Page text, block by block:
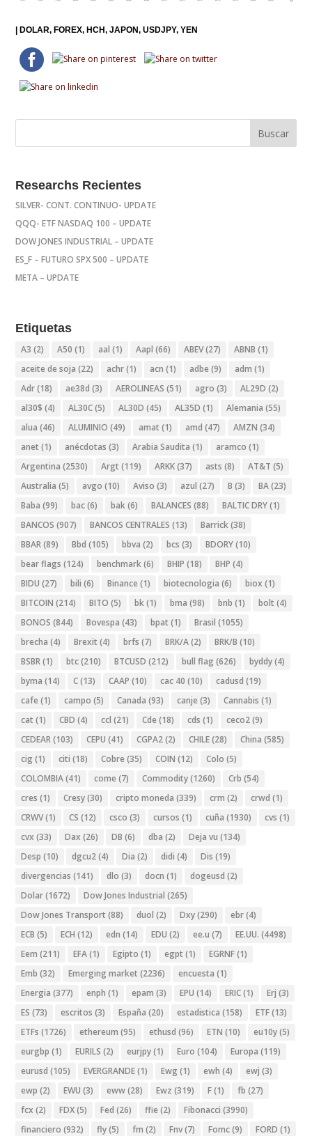
|DOLAR FOREX HCH JAPON USDJPY YEN
Researchs Recientes
SILVER- CONT. CONTINUO- UPDATE
QQQ- ETF NASDAQ 100 – UPDATE
DOW JONES INDUSTRIAL – UPDATE
ES_F – FUTURO SPX 500 – UPDATE
META – UPDATE
Etiquetas
A3 (2) A50 (1) aal (1) Aapl (66) ABEV(27) ABNB (1)
aceite de soja (22) achr(1) acn (1) adbe (9) adm (1)
Adr(18) ae38d (3) AEROLINEAS (51) agro (3) AL29D (2)
al30$ (4) AL30C(5) AL30D (45) AL35D (1) Alemania (55)
alua (46) ALUMINIO (49) amat (1) amd (47) AMZN (34)
anet (1) anécdotas (3) Arabia Saudita (1) aramco (1)
Argentina (2530) Argt (119) ARKK(37) asts (8) AT&T (5)
Australia (5) avgo (10) Aviso (3) azul (27) B (3) BA(23)
Baba (99) bac(6) bak(6) BALANCES (88) BALTIC DRY(1)
BANCOS (907) BANCOS CENTRALES (13) Barrick(38)
BBAR(89) Bbd (105) bbva (2) bcs (3) BDORY(10)
bear flags (124) benchmark(6) BHIP (18) BHP (4)
BIDU (27) bili (6) Binance (1) biotecnologia (6) biox (1)
BITCOIN (214) BITO (5) bk(1) bma (98) bnb (1) bolt (4)
BONOS (844) Bovespa (43) bpat (1) Brasil (1055)
brecha (4) Brexit (4) brfs (7) BRK/A(2) BRK/B (10)
BSBR(1) btc(210) BTCUSD (212) bull flag (626) byddy(4)
byma (14) C(13) CAAP (10) cac 40 (10) cadusd (19)
cafe (1) campo (5) Canada (93) canje (3) Cannabis (1)
cat (1) CBD (4) ccl (21) Cde (18) cds (1) ceco2(9)
CEDEAR(103) CEPU (41) CGPA2(2) CHILE(28) China (585)
cig (1) citi (18) Cobre (35) COIN (12) Colo (5)
COLOMBIA(41) come (7) Commodity(1260) Crb (54)
cres (1) Cresy(30) cripto moneda (339) crm (2) crwd (1)
CRWV(1) CS (12) csco (3) cursos (1) cuña (1930) cvs (1)
cvx (33) Dax (26) DB (6) dba (2) Deja vu (134)
Desp (10) dgcu2(4) Dia (2) didi (4) Dis (19)
divergencias (141) dlo (3) docn (1) dogeusd (2)
Dolar(1672) Dow Jones Industrial (265)
Dow Jones Transport (88) duol (2) Dxy(290) ebr(4)
ECB (5) ECH (12) edn (14) EDU (2) ee.u (7) EE.UU. (4498)
Eem (211) EFA(1) Egipto (1) egpt (1) EGRNF(1)
Emb (32) Emerging market (2236) encuesta (1)
Energia (377) enph (1) epam (3) EPU (14) ERIC(1) Erj (3)
ES (73) escritos (3) España (20) estadistica (158) ETF(13)
ETFs (1726) ethereum (95) ethusd (96) ETN (10) eu10y(5)
eurgbp (1) EURILS (2) eurjpy(1) Euro (104) Europa (119)
eurusd (105) EVERGRANDE(1) Ewg (1) ewh (4) ewj (3)
ewp (2) EWU (3) eww(28) Ewz (319) F(1) fb (27)
fcx (2) FDX(5) Fed (26) ffie (2) Fibonacci (3990)
financiero (932) fly(5) fm (2) Fnv(7) Fomc(9) FORD (1)